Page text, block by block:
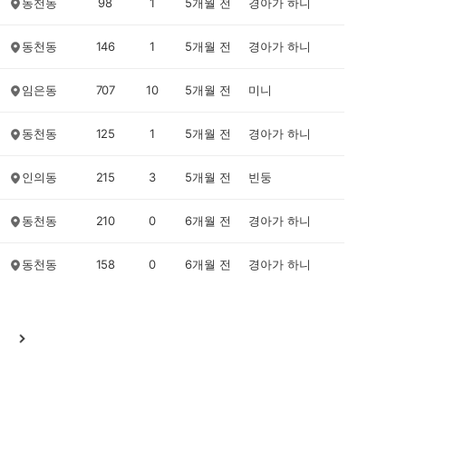
동천동 146 1 5개월 전 경아가 하니
임은동 707 10 5개월 전 미니
동천동 125 1 5개월 전 경아가 하니
인의동 215 3 5개월 전 빈둥
동천동 210 0 6개월 전 경아가 하니
동천동 158 0 6개월 전 경아가 하니